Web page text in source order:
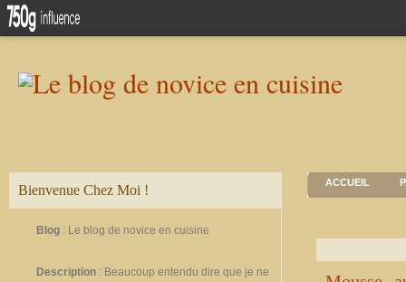
Bienvenue Chez Moi !
Blog : Le blog de novice en cuisine
Description : Beaucoup entendu dire que je ne
ACCUEIL